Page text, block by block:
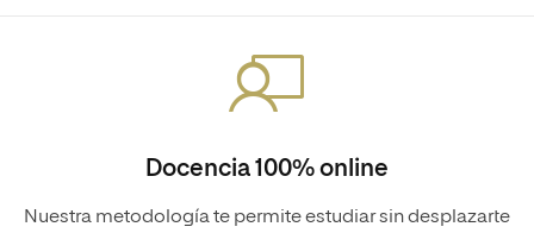
Docencia 100% online
Nuestra metodología te permite estudiar sin desplazarte